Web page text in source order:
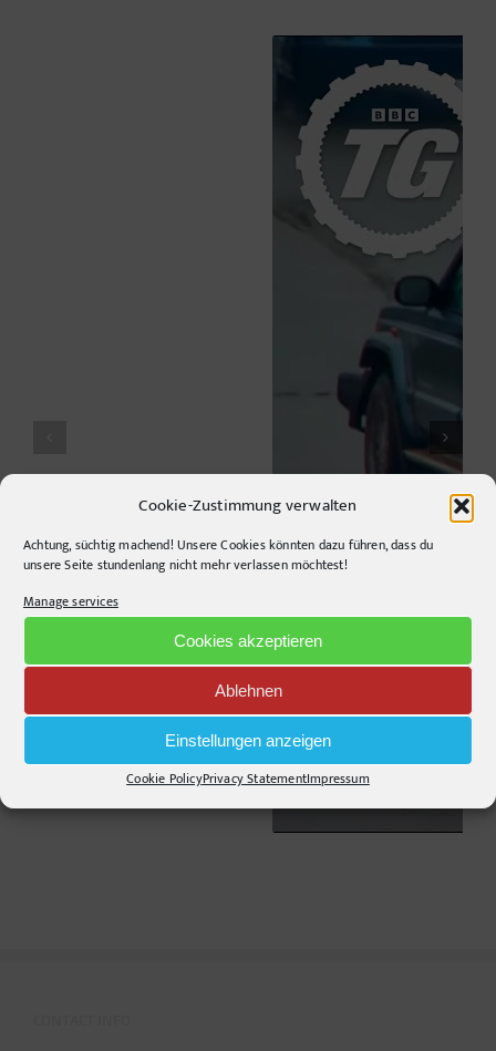
Cookie-Zustimmung verwalten
Achtung, süchtig machend! Unsere Cookies könnten dazu führen, dass du
unsere Seite stundenlang nicht mehr verlassen möchtest!
Manage services
Cookies akzeptieren
Ablehnen
Einstellungen anzeigen
Cookie PolicyPrivacy StatementImpressum
Alles fake?